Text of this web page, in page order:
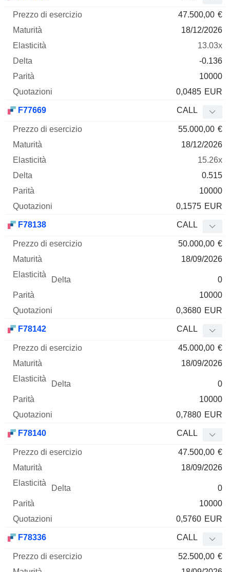
47.500,00 €
18/12/2026
13.03x
-0.136
10000
0,0485 EUR
F77669 CALL
55.000,00 €
18/12/2026
15.26x
0.515
10000
0,1575 EUR
F78138 CALL
50.000,00 €
18/09/2026
0
10000
0,3680 EUR
F78142 CALL
45.000,00 €
18/09/2026
0
10000
0,7880 EUR
F78140 CALL
47.500,00 €
18/09/2026
0
10000
0,5760 EUR
F78336 CALL
52.500,00 €